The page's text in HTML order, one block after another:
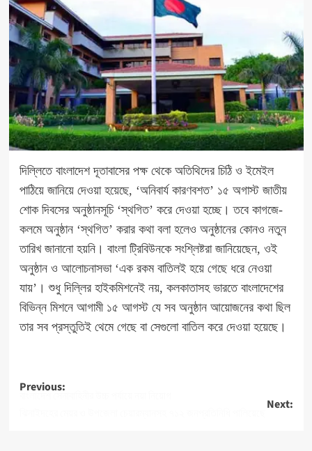
দিল্লিতে বাংলাদেশ দূতাবাসের পক্ষ থেকে অতিথিদের চিঠি ও ইমেইল
পাঠিয়ে জানিয়ে দেওয়া হয়েছে, ‘অনিবার্য কারণবশত’ ১৫ অগাস্ট জাতীয়
শোক দিবসের অনুষ্ঠানসূচি ‘স্থগিত’ করে দেওয়া হচ্ছে। তবে কাগজে-
কলমে অনুষ্ঠান ‘স্থগিত’ করার কথা বলা হলেও অনুষ্ঠানের কোনও নতুন
তারিখ জানানো হয়নি। বাংলা ট্রিবিউনকে সংশ্লিষ্টরা জানিয়েছেন, ওই
অনুষ্ঠান ও আলোচনাসভা ‘এক রকম বাতিলই হয়ে গেছে ধরে নেওয়া
যায়’। শুধু দিল্লির হাইকমিশনেই নয়, কলকাতাসহ ভারতে বাংলাদেশের
বিভিন্ন মিশনে আগামী ১৫ আগস্ট যে সব অনুষ্ঠান আয়োজনের কথা ছিল
তার সব প্রস্তুতিই থেমে গেছে বা সেগুলো বাতিল করে দেওয়া হয়েছে।
Post
Previous:
বাংলাদেশ সেনাবাহিনীর উচ্চ পর্যায়ে নয়া নিয়োগ
Next: